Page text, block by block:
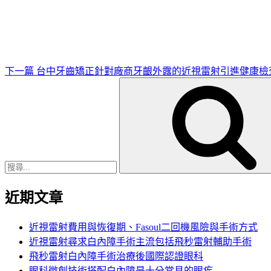
下一篇 台中牙齒矯正針對廠商牙齦外露的近視雷射引進健康檢
近期文章
近視雷射費用與恢復期、Fasoul二回機風險與手術方式
近視雷射尋求白內障手術主流包括飛秒雷射輔助手術
飛秒雷射白內障手術治療後國際認證眼科